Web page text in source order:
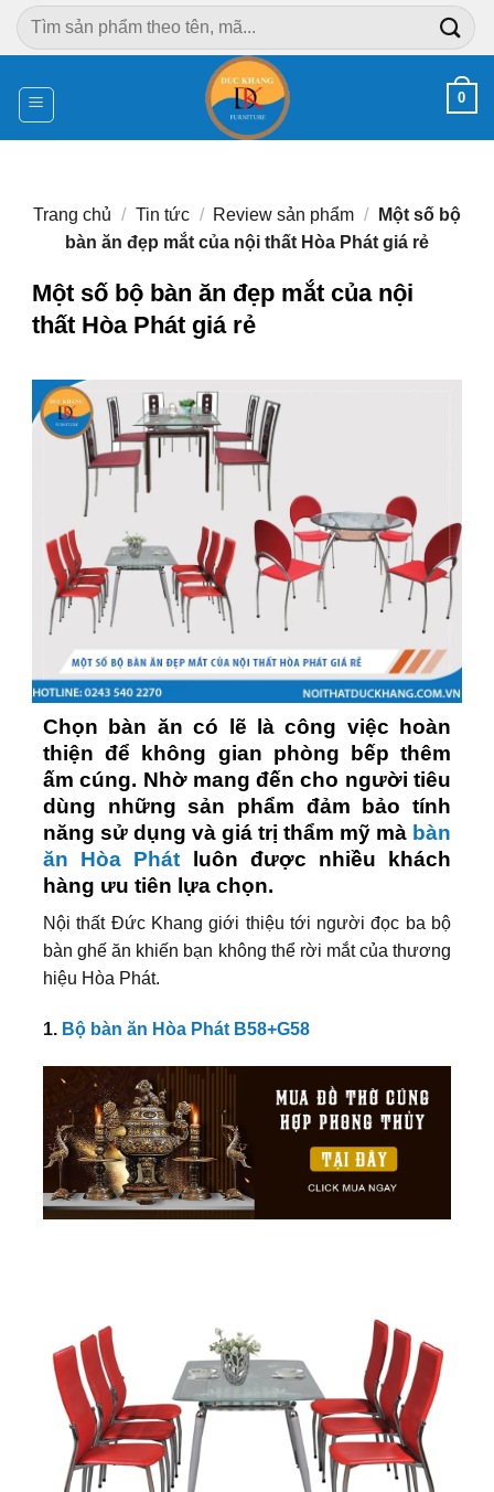
Chuyển
đến
dung
Tìm
kiếm:
0
Trang chủ / Tin tức / Review sản phẩm /
Một số bộ
bàn ăn đẹp mắt của nội thất Hòa Phát giá rẻ
Một số bộ bàn ăn đẹp mắt của nội
thất Hòa Phát giá rẻ
Chọn bàn ăn có lẽ là công việc hoàn
thiện để không gian phòng bếp thêm
ấm cúng. Nhờ mang đến cho người tiêu
dùng những sản phẩm đảm bảo tính
năng sử dụng và giá trị thẩm mỹ mà bàn
ăn Hòa Phát luôn được nhiều khách
hàng ưu tiên lựa chọn.
Nội thất Đức Khang giới thiệu tới người đọc ba bộ
bàn ghế ăn khiến bạn không thể rời mắt của thương
hiệu Hòa Phát.
1. Bộ bàn ăn Hòa Phát B58+G58